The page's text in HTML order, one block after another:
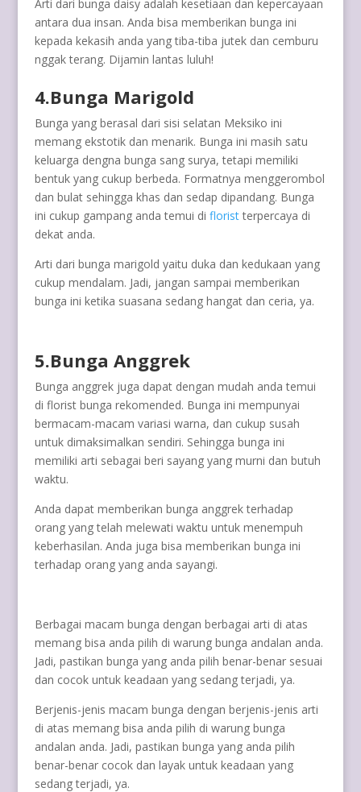
Arti dari bunga daisy adalah kesetiaan dan kepercayaan
antara dua insan. Anda bisa memberikan bunga ini
kepada kekasih anda yang tiba-tiba jutek dan cemburu
nggak terang. Dijamin lantas luluh!
4.Bunga Marigold
Bunga yang berasal dari sisi selatan Meksiko ini
memang ekstotik dan menarik. Bunga ini masih satu
keluarga dengna bunga sang surya, tetapi memiliki
bentuk yang cukup berbeda. Formatnya menggerombol
dan bulat sehingga khas dan sedap dipandang. Bunga
ini cukup gampang anda temui di floristterpercaya di
dekat anda.
Arti dari bunga marigold yaitu duka dan kedukaan yang
cukup mendalam. Jadi, jangan sampai memberikan
bunga ini ketika suasana sedang hangat dan ceria, ya.
5.Bunga Anggrek
Bunga anggrek juga dapat dengan mudah anda temui
di florist bunga rekomended. Bunga ini mempunyai
bermacam-macam variasi warna, dan cukup susah
untuk dimaksimalkan sendiri. Sehingga bunga ini
memiliki arti sebagai beri sayang yang murni dan butuh
waktu.
Anda dapat memberikan bunga anggrek terhadap
orang yang telah melewati waktu untuk menempuh
keberhasilan. Anda juga bisa memberikan bunga ini
terhadap orang yang anda sayangi.
Berbagai macam bunga dengan berbagai arti di atas
memang bisa anda pilih di warung bunga andalan anda.
Jadi, pastikan bunga yang anda pilih benar-benar sesuai
dan cocok untuk keadaan yang sedang terjadi, ya.
Berjenis-jenis macam bunga dengan berjenis-jenis arti
di atas memang bisa anda pilih di warung bunga
andalan anda. Jadi, pastikan bunga yang anda pilih
benar-benar cocok dan layak untuk keadaan yang
sedang terjadi, ya.